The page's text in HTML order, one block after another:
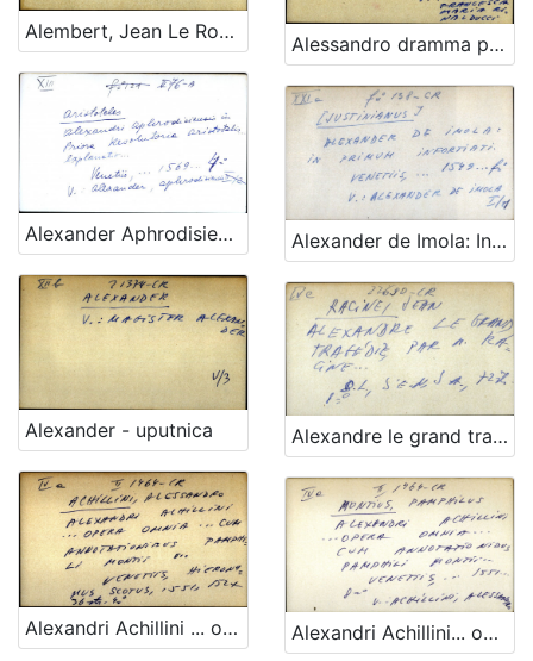
Alembert, Jean Le Rond d' - uputnica
Alessandro dramma pastorale ...
Alexander Aphrodisiensis in priora resolutoria Aristotelis ... explanatio Alexander de Imola: In primum infortiati - UPUTNICA
Alexander - uputnica Alexandre le grand tragedie, par A. Racine…
Alexandri Achillini ... opera omnia ... cum annotationibu pamphili montii Alexandri Achillini... opera omnia... cum annotationibus Pamphili Montii... - UPUTNICA